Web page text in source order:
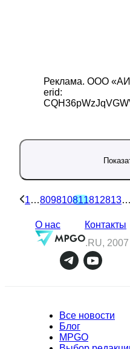
Реклама. ООО
erid:
1…809810811812813…
О нас
Контакты
.RU,
Все новости
Блог
MPGO